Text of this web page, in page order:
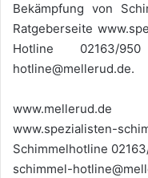
Bekämpfung von
Ratgeberseite
Hotline 02163/
hotline@mellerud.de.
www.mellerud.de
www.spezialisten-
Schimmelhotline
schimmel-